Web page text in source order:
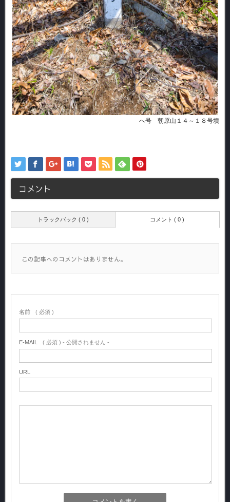
へ号 朝原山１４～１８号墳
コメント
トラックバック ( 0 ) コメント ( 0 )
この記事へのコメントはありません。
名前 ( 必須 )
E-MAIL ( 必須 ) - 公開されません -
URL